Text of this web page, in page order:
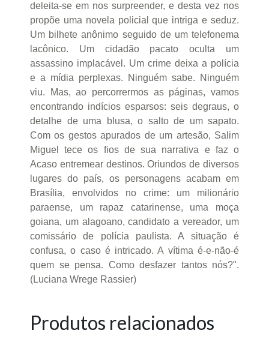
deleita-se em nos surpreender, e desta vez nos
propõe uma novela policial que intriga e seduz.
Um bilhete anônimo seguido de um telefonema
lacônico. Um cidadão pacato oculta um
assassino implacável. Um crime deixa a polícia
e a mídia perplexas. Ninguém sabe. Ninguém
viu. Mas, ao percorrermos as páginas, vamos
encontrando indícios esparsos: seis degraus, o
detalhe de uma blusa, o salto de um sapato.
Com os gestos apurados de um artesão, Salim
Miguel tece os fios de sua narrativa e faz o
Acaso entremear destinos. Oriundos de diversos
lugares do país, os personagens acabam em
Brasília, envolvidos no crime: um milionário
paraense, um rapaz catarinense, uma moça
goiana, um alagoano, candidato a vereador, um
comissário de polícia paulista. A situação é
confusa, o caso é intricado. A vítima é-e-não-é
quem se pensa. Como desfazer tantos nós?".
(Luciana Wrege Rassier)
Produtos relacionados